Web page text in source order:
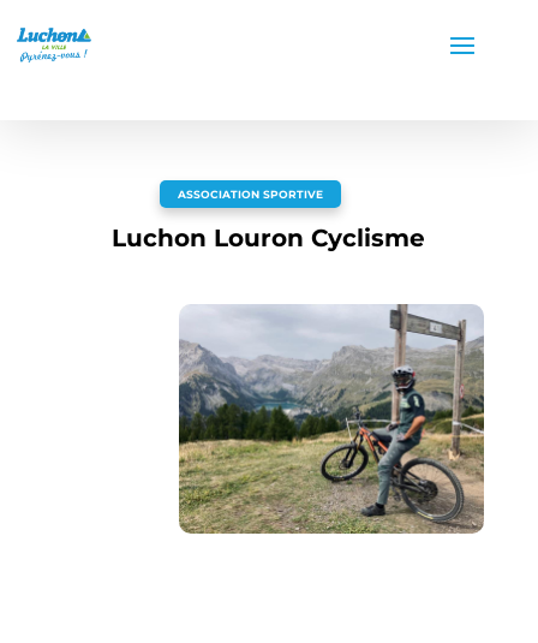
ASSOCIATION SPORTIVE
Luchon Louron Cyclisme